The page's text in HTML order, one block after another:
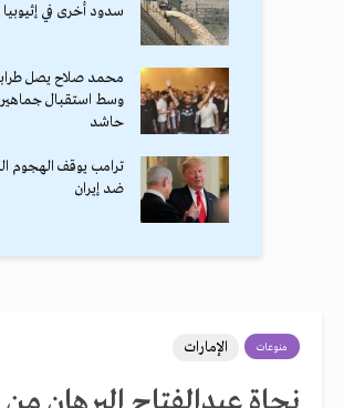
سدود أخرى في إثيوبيا
محمد صلاح يصل
وسط استقبال
حاشد
ترامب يوقف الهجوم
ضد إيران
منوعات الإمارات